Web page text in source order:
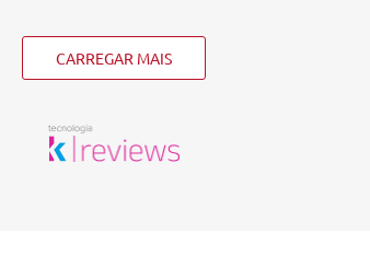
CARREGAR MAIS